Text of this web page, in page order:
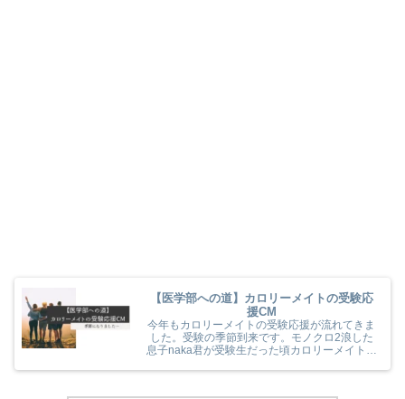
【医学部への道】カロリーメイトの受験応
援CM
今年もカロリーメイトの受験応援が流れてきま
した。受験の季節到来です。モノクロ2浪した
息子naka君が受験生だった頃カロリーメイトの
(^^) 今年のカロリーメイトの受験応援CMも音